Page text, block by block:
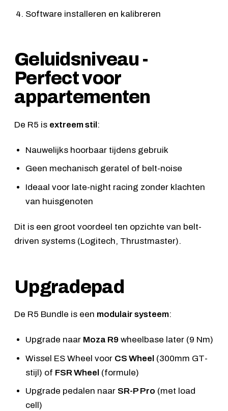
Software installeren en kalibreren
Geluidsniveau -
Perfect voor
appartementen
De R5 is extreem stil:
Nauwelijks hoorbaar tijdens gebruik
Geen mechanisch geratel of belt-noise
Ideaal voor late-night racing zonder klachten
van huisgenoten
Dit is een groot voordeel ten opzichte van belt-
driven systems (Logitech, Thrustmaster).
Upgradepad
De R5 Bundle is een modulair systeem:
Upgrade naar Moza R9 wheelbase later (9 Nm)
Wissel ES Wheel voor CS Wheel (300mm GT-
stijl) of FSR Wheel (formule)
Upgrade pedalen naar SR-P Pro (met load
cell)